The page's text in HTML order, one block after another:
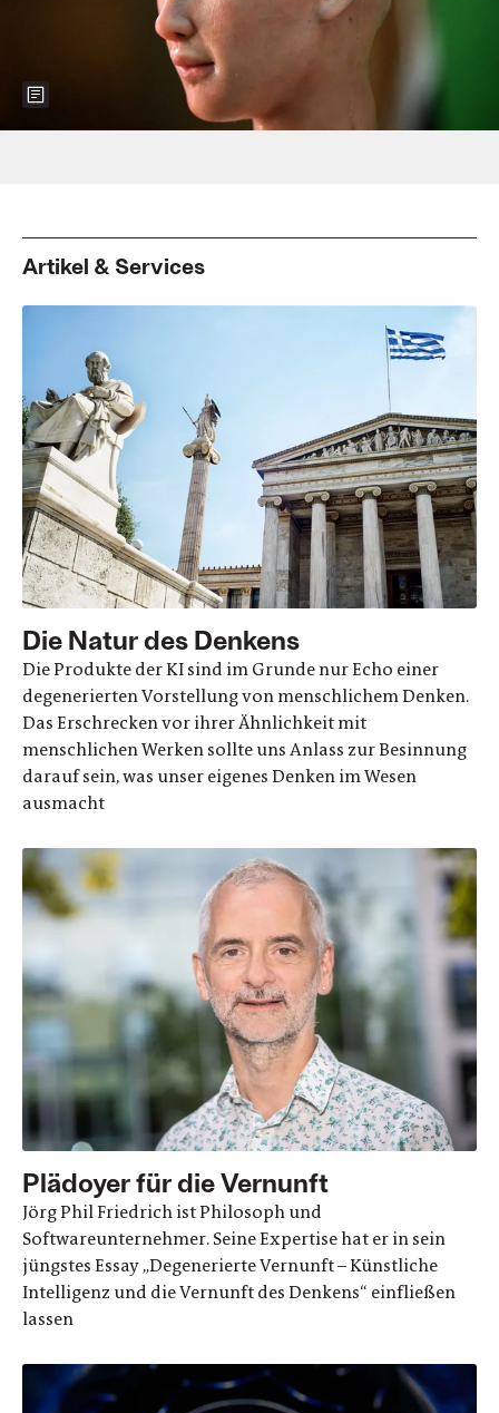
Show more information about the image
Artikel & Services
Die Natur des Denkens
Die Produkte der KI sind im Grunde nur Echo einer
degenerierten Vorstellung von menschlichem Denken.
Das Erschrecken vor ihrer Ähnlichkeit mit
menschlichen Werken sollte uns Anlass zur Besinnung
darauf sein, was unser eigenes Denken im Wesen
ausmacht
Plädoyer für die Vernunft
Jörg Phil Friedrich ist Philosoph und
Softwareunternehmer. Seine Expertise hat er in sein
jüngstes Essay „Degenerierte Vernunft – Künstliche
Intelligenz und die Vernunft des Denkens“ einfließen
lassen